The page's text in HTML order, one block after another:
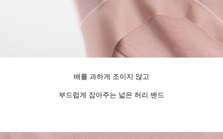
배를 과하게 조이지 않고
부드럽게 잡아주는 넓은 허리 밴드